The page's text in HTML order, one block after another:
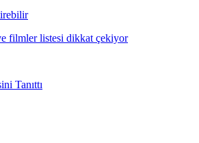
filmler listesi dikkat çekiyor
Tanıttı